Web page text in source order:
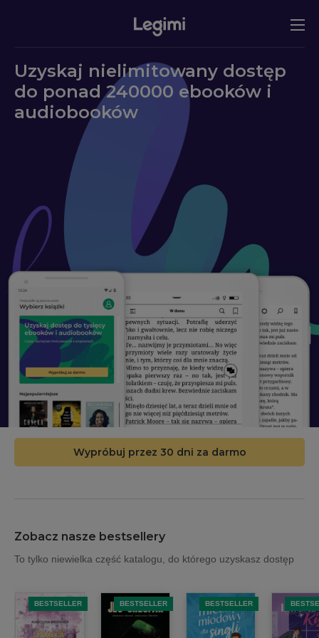
Uzyskaj nielimitowany dostęp
do ponad 240000 ebooków i
audiobooków
Wypróbuj przez 30 dni za darmo
Zobacz nasze bestsellery
To tylko niewielka część katalogu, do którego uzyskasz dostęp
BESTSELLER BESTSELLER BESTSELLER